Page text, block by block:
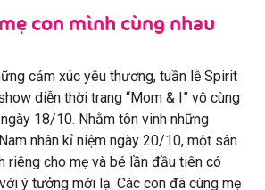
con mình cùng nhau
cảm xúc yêu thương, tuần lễ Spirit
diễn thời trang “Mom & I” vô cùng
18/10. Nhằm tôn vinh những
nhân kỉ niệm ngày 20/10, một sân
riêng cho mẹ và bé lần đầu tiên có
ý tưởng mới lạ. Các con đã cùng mẹ